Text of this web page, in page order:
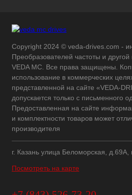
Copyright 2024 © veda-drives.com -
Преобразователей частоты и
VEDA MC. Все права защищены.
использование в коммерческих
представленной на сайте «VEDA-
допускается только с письменного
Предоставленная на сайте
и комплектности товаров может
производителя
г. Казань улица Беломорская, д.69А,
Посмотреть на карте